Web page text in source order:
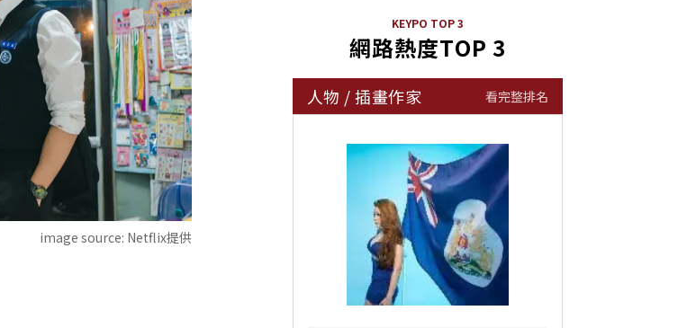
image source: Netflix提供
KEYPO TOP 3
網路熱度TOP 3
人物 /插畫作家 看完整排名